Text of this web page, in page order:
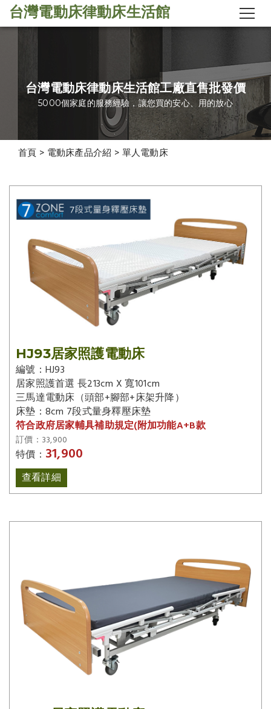
台灣電動床律動床生活館
台灣電動床律動床生活館工廠直售批發價
5000個家庭的服務經驗，讓您買的安心、用的放心
首頁 > 電動床產品介紹 > 單人電動床
HJ93居家照護電動床
編號：HJ93
居家照護首選 長213cm X 寬101cm
三馬達電動床（頭部+腳部+床架升降）
床墊：8cm 7段式量身釋壓床墊
符合政府居家輔具補助規定(附加功能A+B款
訂價：33,900
特價： 31,900
查看詳細